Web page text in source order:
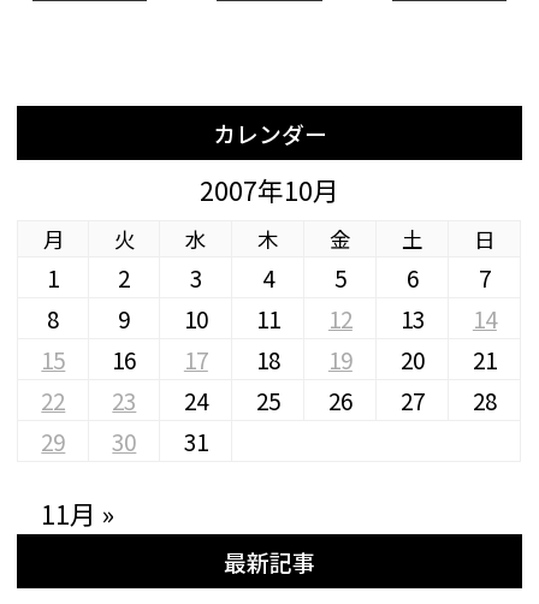
カレンダー
2007年10月
月 火 水 木 金 土 日
1 2 3 4 5 6
7
8
9 10 11 12 13
14
15
16 17 18 19 20
21
22
23 24 25 26 27
28
29
30 31
11月 »
最新記事